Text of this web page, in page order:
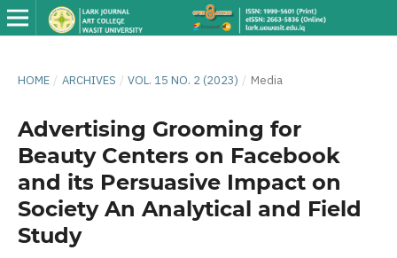
HOME / ARCHIVES / VOL. 15 NO. 2 (2023) / Media
Advertising Grooming for
Beauty Centers on Facebook
and its Persuasive Impact on
Society An Analytical and Field
Study